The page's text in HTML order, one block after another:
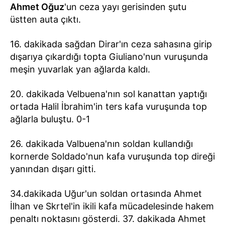
Ahmet Oğuz'un ceza yayı gerisinden şutu
üstten auta çıktı.
16. dakikada sağdan Dirar'ın ceza sahasına girip
dışarıya çıkardığı topta Giuliano'nun vuruşunda
meşin yuvarlak yan ağlarda kaldı.
20. dakikada Velbuena'nın sol kanattan yaptığı
ortada Halil İbrahim'in ters kafa vuruşunda top
ağlarla buluştu. 0-1
26. dakikada Valbuena'nın soldan kullandığı
kornerde Soldado'nun kafa vuruşunda top direği
yanından dışarı gitti.
34.dakikada Uğur'un soldan ortasında Ahmet
İlhan ve Skrtel'in ikili kafa mücadelesinde hakem
penaltı noktasını gösterdi. 37. dakikada Ahmet